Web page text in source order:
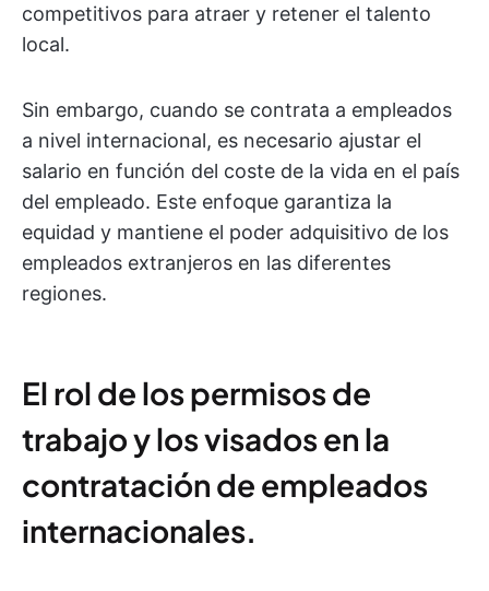
competitivos para atraer y retener el talento
local.
Sin embargo, cuando se contrata a empleados
a nivel internacional, es necesario ajustar el
salario en función del coste de la vida en el país
del empleado. Este enfoque garantiza la
equidad y mantiene el poder adquisitivo de los
empleados extranjeros en las diferentes
regiones.
El rol de los permisos de
trabajo y los visados en la
contratación de empleados
internacionales.